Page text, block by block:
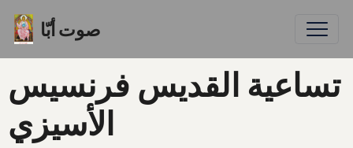
صوت أبّا
تساعية القديس فرنسيس
الأسيزي